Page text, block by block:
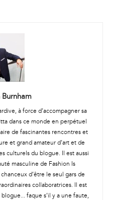
à force d’accompagner sa
dans ce monde en perpétuel
de fascinantes rencontres et
et grand amateur d’art et de
culturels du blogue. Il est aussi
masculine de Fashion Is
d’être le seul gars de
collaboratrices. Il est
faque s’il y a une faute,